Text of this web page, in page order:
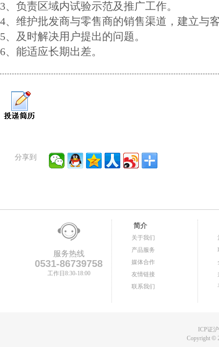
3、负责区域内试验示范及推广工作。
4、维护批发商与零售商的销售渠道，建立与
5、及时解决用户提出的问题。
6、能适应长期出差。
分享到
服务热线
0531-86739758
工作日8:30-18:00
简介
关于我们
产品服务
媒体合作
友情链接
联系我们
ICP证
Copyright ©